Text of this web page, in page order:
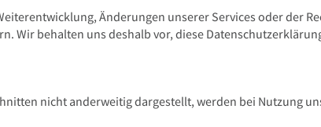
Änderungen unserer Services oder der
Wir behalten uns deshalb vor, diese
nicht anderweitig dargestellt, werden bei Nutzung